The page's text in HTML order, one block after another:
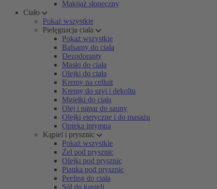
Makijaż słoneczny
Ciało
Pokaż wszystkie
Pielęgnacja ciała
Pokaż wszystkie
Balsamy do ciała
Dezodoranty
Masło do ciała
Olejki do ciała
Kremy na celluit
Kremy do szyi i dekoltu
Mgiełki do ciała
Olej i napar do sauny
Olejki eteryczne i do masażu
Opieka intymna
Kąpiel i prysznic
Pokaż wszystkie
Żel pod prysznic
Olejki pod prysznic
Pianka pod prysznic
Peeling do ciała
Sól do kąpieli